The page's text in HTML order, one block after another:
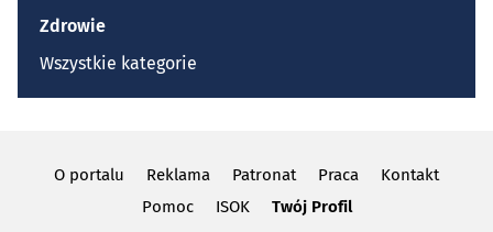
Zdrowie
Wszystkie kategorie
O portalu Reklama Patronat Praca
Kontakt
Pomoc
ISOK Twój Profil